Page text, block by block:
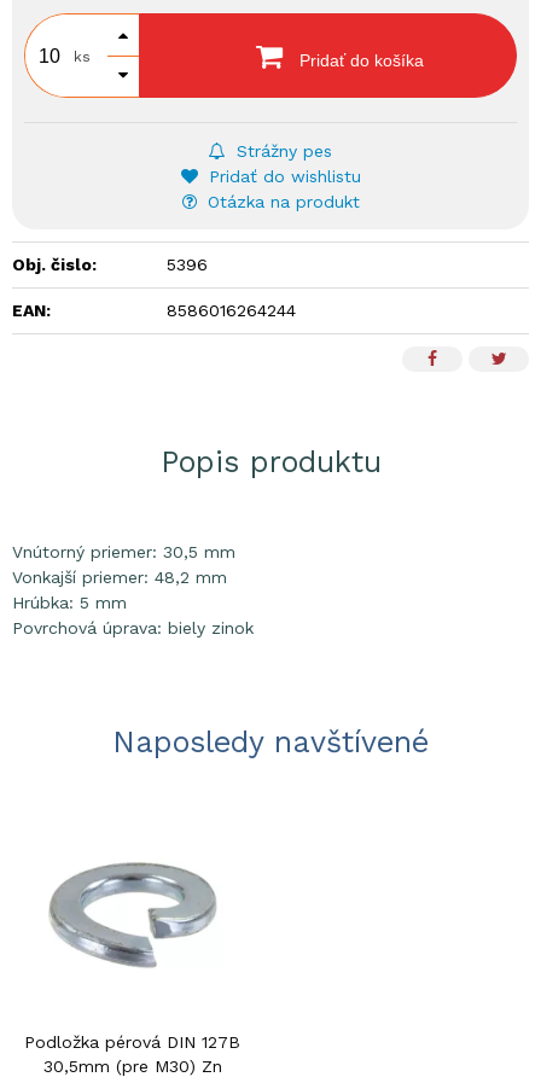
ks Pridať do košíka
Strážny pes
Pridať do wishlistu
Otázka na produkt
Obj. čislo: 5396
EAN: 8586016264244
Popis produktu
Vnútorný priemer: 30,5 mm
Vonkajší priemer: 48,2 mm
Hrúbka: 5 mm
Povrchová úprava: biely zinok
Naposledy navštívené
Podložka pérová DIN 127B
30,5mm (pre M30) Zn